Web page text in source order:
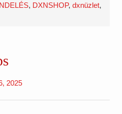
, DXNSHOP,dxnüzlet,
2025